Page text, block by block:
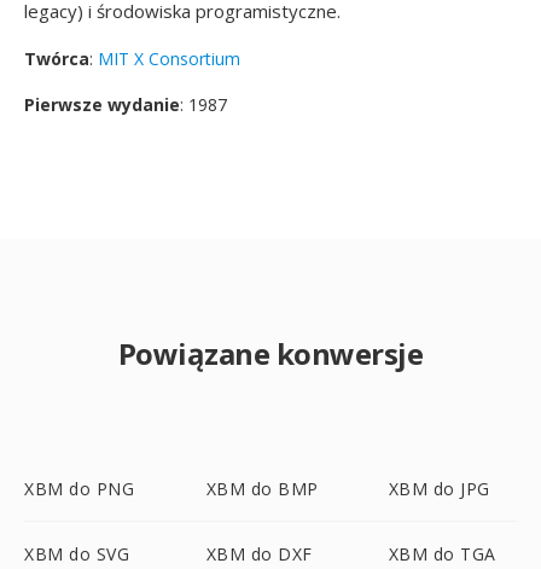
legacy) i środowiska programistyczne.
Twórca: MIT X Consortium
Pierwsze wydanie: 1987
Powiązane konwersje
XBM do PNG XBM do BMP XBM do JPG
XBM do SVG XBM do DXF XBM do TGA